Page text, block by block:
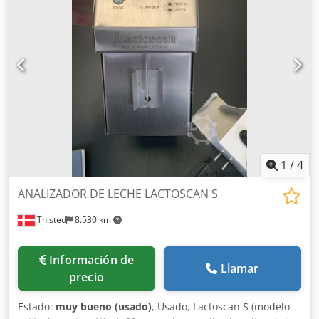
1 /4
Thisted 8.530 km
ANALIZADOR DE LECHE LACTOSCAN S
Información de
precio
Llamar
Estado: muy bueno (usado), Usado, Lactoscan S (modelo